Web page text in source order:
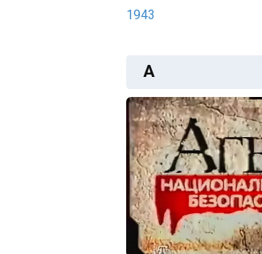
1943
А